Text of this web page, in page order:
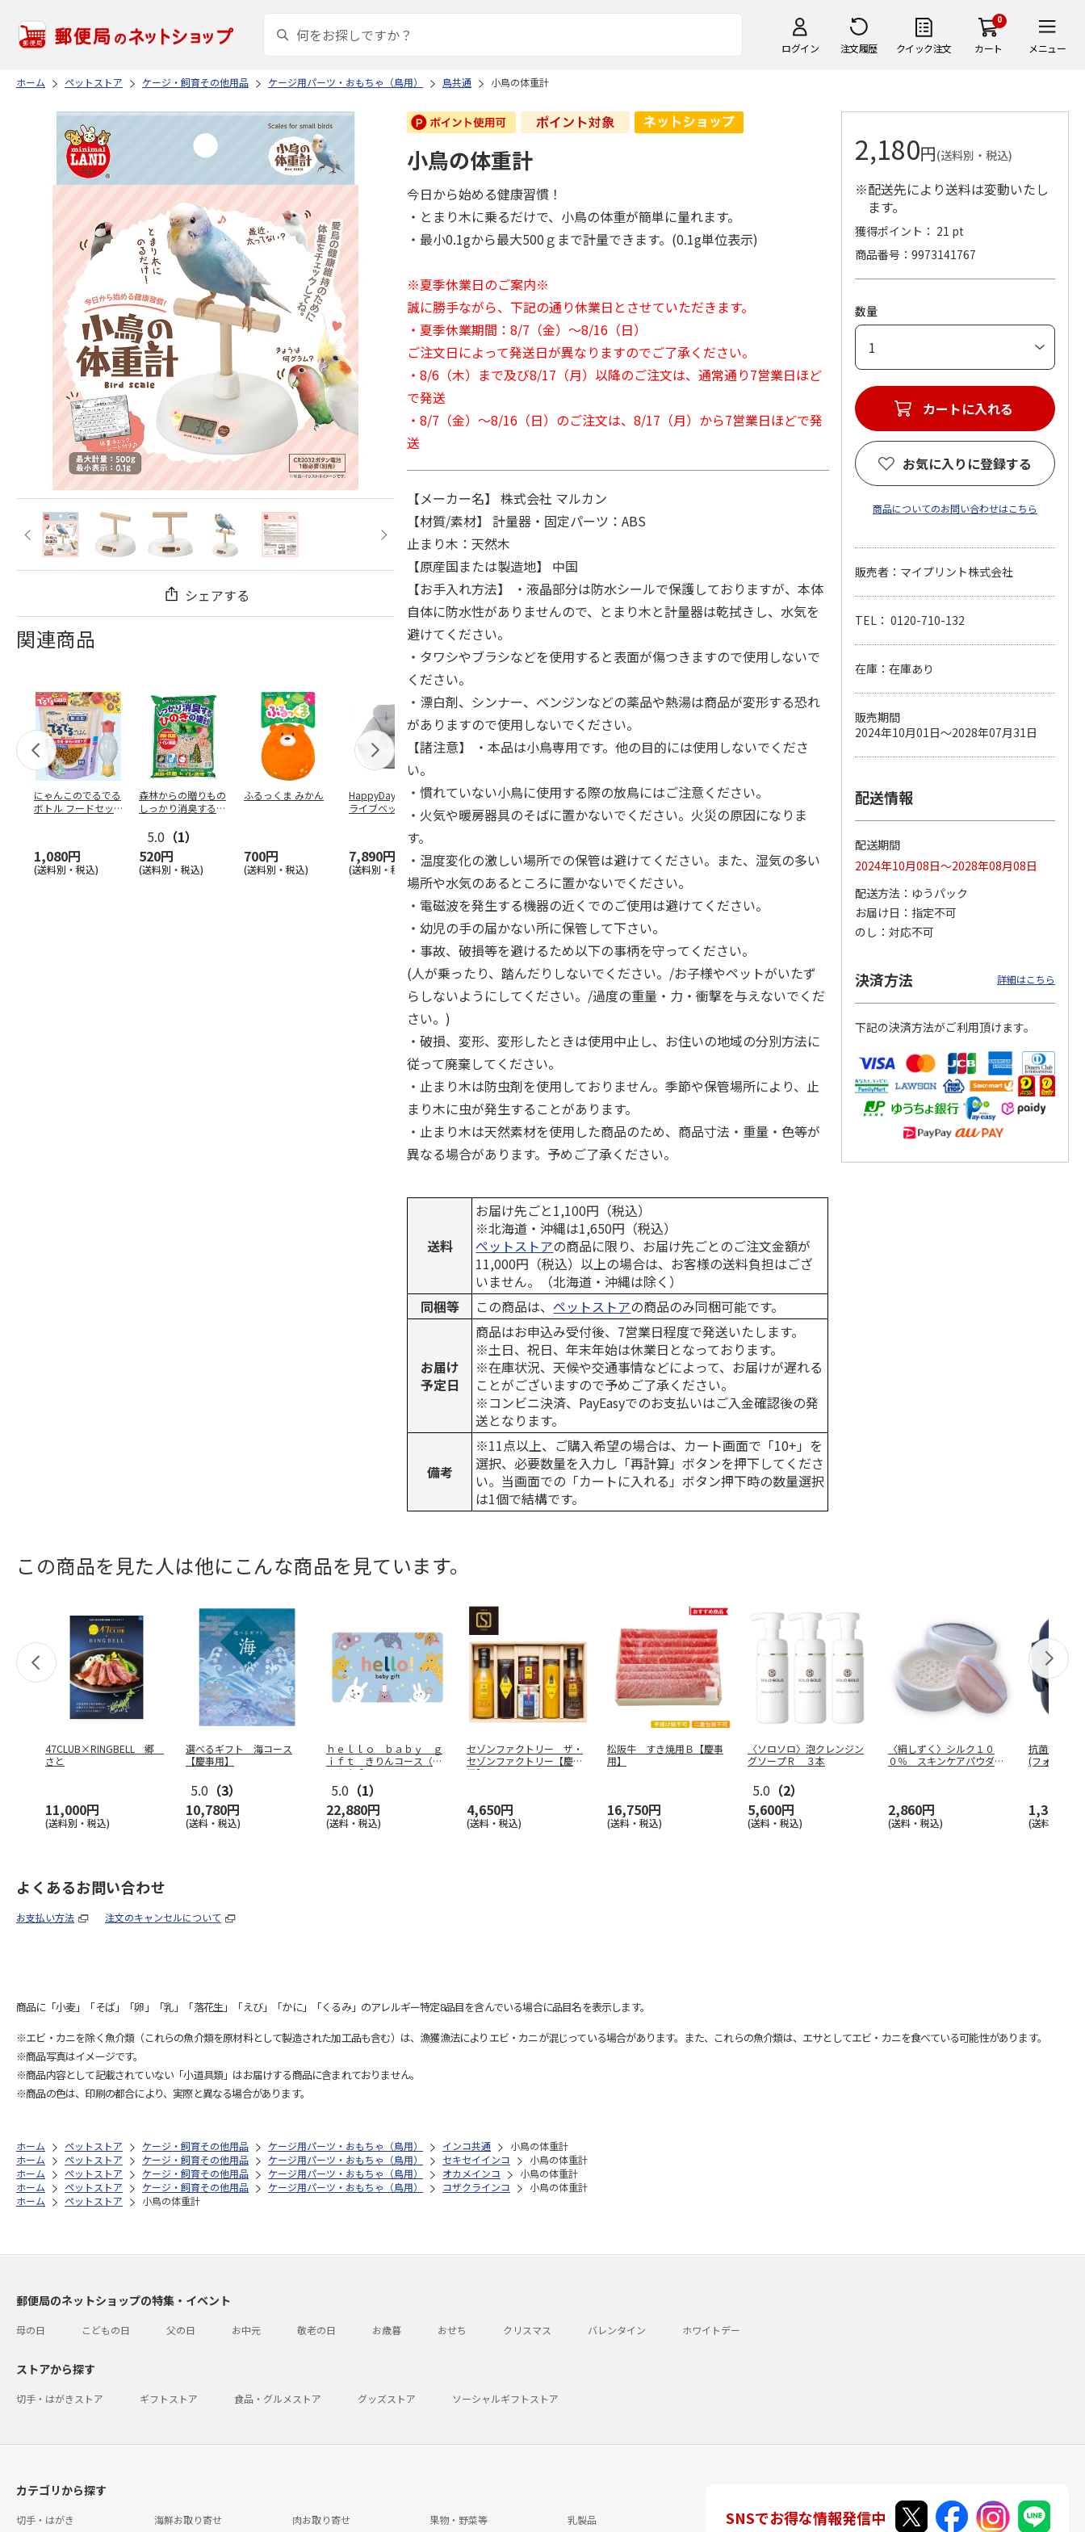
ログイン 注文履歴 クイック注文
0
カート メニュー
ホーム ペットストア ケージ・飼育その他用品 ケージ用パーツ・おもちゃ（鳥用） 鳥共通 小鳥の体重計
シェアする
関連商品
にゃんこのでるでる
ボトル フードセッ
1,080円
(送料別・税込)
森林からの贈りもの
しっかり消臭するひ
5.0 （1）
520円
(送料別・税込)
ふるっくま みかん
700円
(送料別・税込)
HappyDays 2wayド
ライブベッド グレ
7,890円
(送料別・税込)
獣医師開発 ニオイ
をとる砂専用 猫ト
イレ ナチュラルグ
1,550円
(送料別・税込)
デオトイレ 飛び散
らない消臭・抗菌サ
ンド 4L
1,320円
(送料別・税込)
無添加良品 カムカ
ムデンタルコーン
ぐるぐるボーン型 S
470円
(送料別・税込)
チ 健康に育つ子ね
こ用 まぐろ・かつ
120円
(送料別・税込)
ペット線香 虹のか
なた フルーティフ
ローラルの香り
590円
(送料別・税込)
えBOX とりささ…
380円
(送料別・税込)
小鳥の体重計
今日から始める健康習慣！
・とまり木に乗るだけで、小鳥の体重が簡単に量れます。
・最小0.1gから最大500ｇまで計量できます。(0.1g単位表示)
※夏季休業日のご案内※
誠に勝手ながら、下記の通り休業日とさせていただきます。
・夏季休業期間：8/7（金）～8/16（日）
ご注文日によって発送日が異なりますのでご了承ください。
・8/6（木）まで及び8/17（月）以降のご注文は、通常通り7営業日ほど
で発送
・8/7（金）～8/16（日）のご注文は、8/17（月）から7営業日ほどで発
送
【メーカー名】 株式会社 マルカン
【材質/素材】 計量器・固定パーツ：ABS
止まり木：天然木
【原産国または製造地】 中国
【お手入れ方法】 ・液晶部分は防水シールで保護しておりますが、本体
自体に防水性がありませんので、とまり木と計量器は乾拭きし、水気を
避けてください。
・タワシやブラシなどを使用すると表面が傷つきますので使用しないで
ください。
・漂白剤、シンナー、ベンジンなどの薬品や熱湯は商品が変形する恐れ
がありますので使用しないでください。
【諸注意】 ・本品は小鳥専用です。他の目的には使用しないでくださ
い。
・慣れていない小鳥に使用する際の放鳥にはご注意ください。
・火気や暖房器具のそばに置かないでください。火災の原因になりま
す。
・温度変化の激しい場所での保管は避けてください。また、湿気の多い
場所や水気のあるところに置かないでください。
・電磁波を発生する機器の近くでのご使用は避けてください。
・幼児の手の届かない所に保管して下さい。
・事故、破損等を避けるため以下の事柄を守ってください。
(人が乗ったり、踏んだりしないでください。/お子様やペットがいたず
らしないようにしてください。/過度の重量・力・衝撃を与えないでくだ
さい。)
・破損、変形、変形したときは使用中止し、お住いの地域の分別方法に
従って廃棄してください。
・止まり木は防虫剤を使用しておりません。季節や保管場所により、止
まり木に虫が発生することがあります。
・止まり木は天然素材を使用した商品のため、商品寸法・重量・色等が
異なる場合があります。予めご了承ください。
送料
お届け先ごと1,100円（税込）
※北海道・沖縄は1,650円（税込）
ペットストアの商品に限り、お届け先ごとのご注文金額が
11,000円（税込）以上の場合は、お客様の送料負担はござ
いません。（北海道・沖縄は除く）
同梱等
この商品は、ペットストアの商品のみ同梱可能です。
お届け
予定日
商品はお申込み受付後、7営業日程度で発送いたします。
※土日、祝日、年末年始は休業日となっております。
※在庫状況、天候や交通事情などによって、お届けが遅れる
ことがございますので予めご了承ください。
※コンビニ決済、PayEasyでのお支払いはご入金確認後の発
送となります。
備考
※11点以上、ご購入希望の場合は、カート画面で「10+」を
選択、必要数量を入力し「再計算」ボタンを押下してくださ
い。当画面での「カートに入れる」ボタン押下時の数量選択
は1個で結構です。
2,180円(送料別・税込)
※配送先により送料は変動いたし
ます。
獲得ポイント： 21 pt
商品番号
9973141767
数量
カートに入れる
お気に入りに登録する
商品についてのお問い合わせはこちら
販売者：マイプリント株式会社
TEL： 0120-710-132
在庫：在庫あり
販売期間
2024年10月01日～2028年07月31日
配送情報
配送期間
2024年10月08日～2028年08月08日
配送方法
ゆうパック
お届け日
指定不可
のし
対応不可
決済方法 詳細はこちら
下記の決済方法がご利用頂けます。
この商品を見た人は他にこんな商品を見ています。
47CLUB×RINGBELL 郷
さと
11,000円
(送料別・税込)
選べるギフト 海コース
【慶事用】
5.0 （3）
10,780円
(送料・税込)
ｈｅｌｌｏ ｂａｂｙ ｇ
ｉｆｔ きりんコース（ｅ
－Ｇｉｆｔ
5.0 （1）
22,880円
(送料・税込)
セゾンファクトリー ザ・
セゾンファクトリー【慶事
用】
4,650円
(送料・税込)
松阪牛 すき焼用Ｂ【慶事
用】
16,750円
(送料・税込)
〈ソロソロ〉泡クレンジン
グソープＲ ３本
5.0 （2）
5,600円
(送料・税込)
〈絹しずく〉シルク１０
０％ スキンケアパウダー
2,860円
(送料・税込)
抗菌丸型ラ
(フォーク付
1,320円
(送料別・税
よくあるお問い合わせ
お支払い方法 注文のキャンセルについて
商品に「小麦」「そば」「卵」「乳」「落花生」「えび」「かに」「くるみ」のアレルギー特定8品目を含んでいる場合に品目名を表示します。
※エビ・カニを除く魚介類（これらの魚介類を原材料として製造された加工品も含む）は、漁獲漁法によりエビ・カニが混じっている場合があります。また、これらの魚介類は、エサとしてエビ・カニを食べている可能性があります。
※商品写真はイメージです。
※商品内容として記載されていない「小道具類」はお届けする商品に含まれておりません。
※商品の色は、印刷の都合により、実際と異なる場合があります。
ホーム ペットストア ケージ・飼育その他用品 ケージ用パーツ・おもちゃ（鳥用） インコ共通
小鳥の体重計
ホーム
ペットストア ケージ・飼育その他用品 ケージ用パーツ・おもちゃ（鳥用） セキセイインコ
小鳥の体重計
ホーム
ペットストア ケージ・飼育その他用品 ケージ用パーツ・おもちゃ（鳥用） オカメインコ
小鳥の体重計
ホーム
ペットストア ケージ・飼育その他用品 ケージ用パーツ・おもちゃ（鳥用） コザクラインコ
小鳥の体重計
ホーム
ペットストア 小鳥の体重計
郵便局のネットショップの特集・イベント
母の日 こどもの日 父の日 お中元 敬老の日 お歳暮 おせち クリスマス バレンタイン ホワイトデー
ストアから探す
切手・はがきストア ギフトストア 食品・グルメストア グッズストア ソーシャルギフトストア
カテゴリから探す
切手・はがき 海鮮お取り寄せ 肉お取り寄せ 果物・野菜等 乳製品 SNSでお得な情報発信中